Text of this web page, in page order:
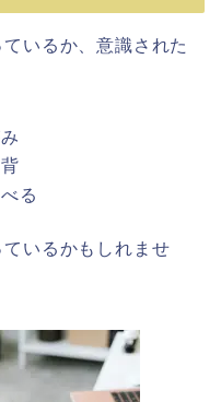
いるか、意識された
る
いるかもしれませ